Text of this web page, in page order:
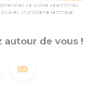
de qualité sélectionnés.
avec un problème technique,
autour de vous !